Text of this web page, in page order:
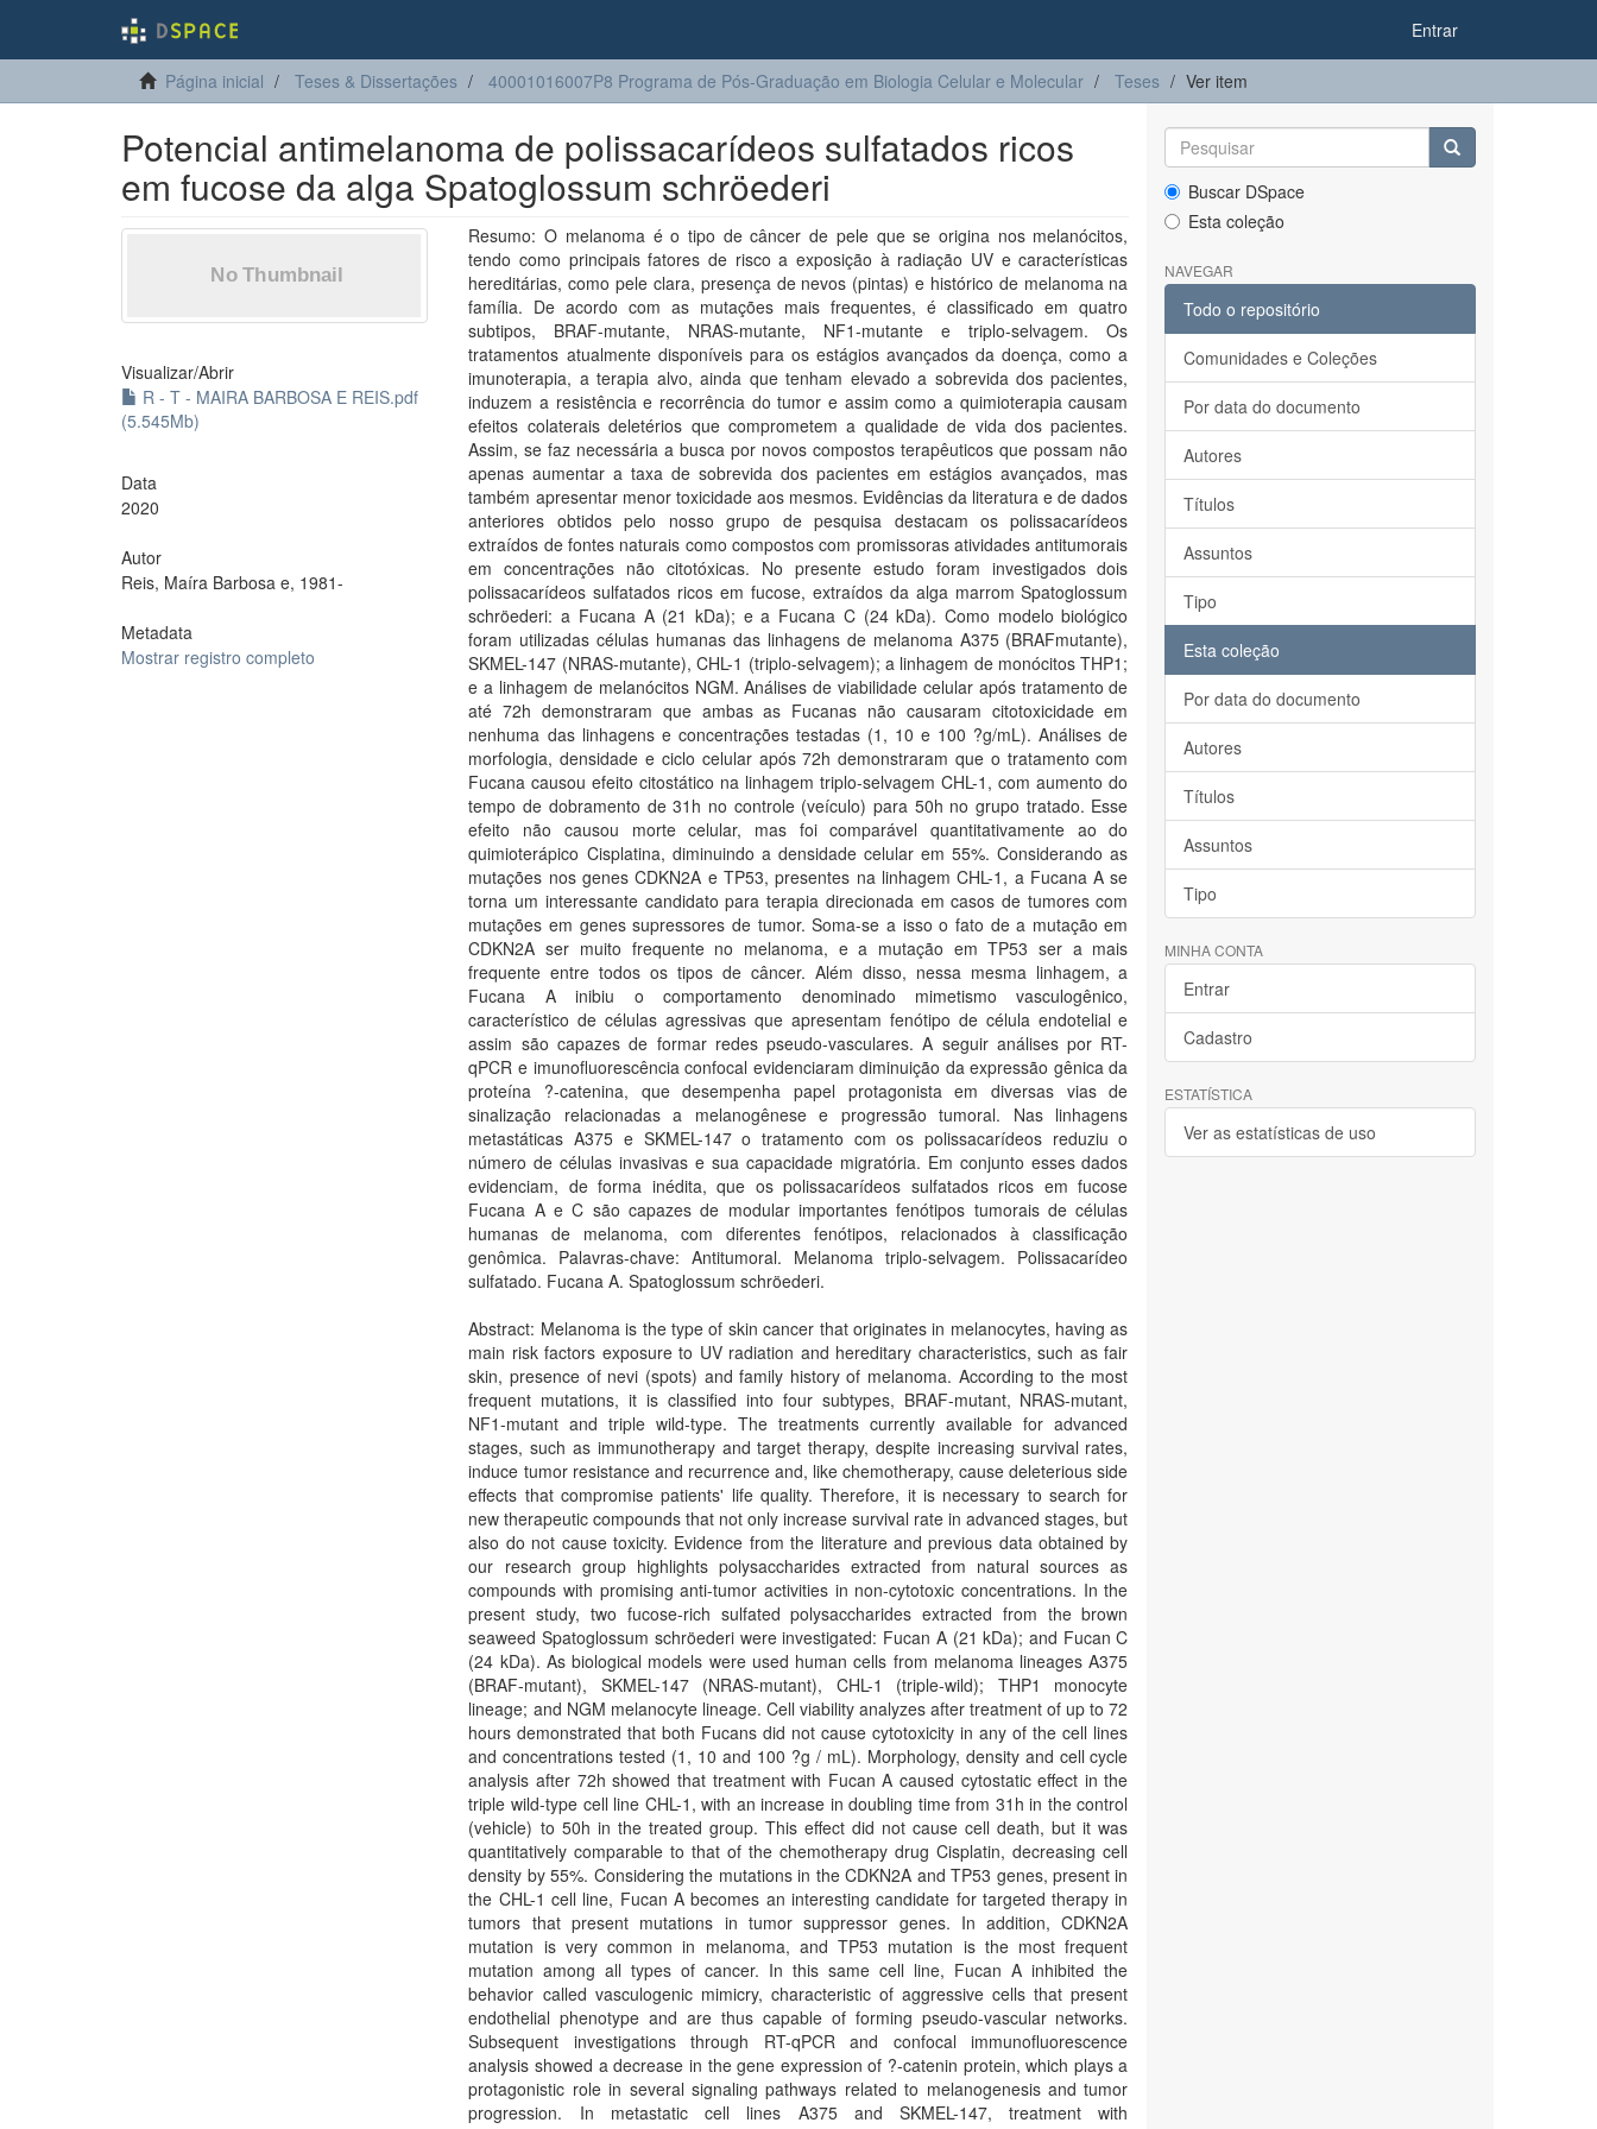
Entrar
Página inicial Teses & Dissertações 40001016007P8 Programa de Pós-Graduação em Biologia Celular e Molecular Teses Ver item
Potencial antimelanoma de polissacarídeos sulfatados ricos
em fucose da alga Spatoglossum schröederi
Visualizar/Abrir
R - T - MAIRA BARBOSA E REIS.pdf
(5.545Mb)
Data
2020
Autor
Reis, Maíra Barbosa e, 1981-
Metadata
Mostrar registro completo
Resumo: O melanoma é o tipo de câncer de pele que se origina nos melanócitos,
tendo como principais fatores de risco a exposição à radiação UV e características
hereditárias, como pele clara, presença de nevos (pintas) e histórico de melanoma na
família. De acordo com as mutações mais frequentes, é classificado em quatro
subtipos, BRAF-mutante, NRAS-mutante, NF1-mutante e triplo-selvagem. Os
tratamentos atualmente disponíveis para os estágios avançados da doença, como a
imunoterapia, a terapia alvo, ainda que tenham elevado a sobrevida dos pacientes,
induzem a resistência e recorrência do tumor e assim como a quimioterapia causam
efeitos colaterais deletérios que comprometem a qualidade de vida dos pacientes.
Assim, se faz necessária a busca por novos compostos terapêuticos que possam não
apenas aumentar a taxa de sobrevida dos pacientes em estágios avançados, mas
também apresentar menor toxicidade aos mesmos. Evidências da literatura e de dados
anteriores obtidos pelo nosso grupo de pesquisa destacam os polissacarídeos
extraídos de fontes naturais como compostos com promissoras atividades antitumorais
em concentrações não citotóxicas. No presente estudo foram investigados dois
polissacarídeos sulfatados ricos em fucose, extraídos da alga marrom Spatoglossum
schröederi: a Fucana A (21 kDa); e a Fucana C (24 kDa). Como modelo biológico
foram utilizadas células humanas das linhagens de melanoma A375 (BRAFmutante),
SKMEL-147 (NRAS-mutante), CHL-1 (triplo-selvagem); a linhagem de monócitos THP1;
e a linhagem de melanócitos NGM. Análises de viabilidade celular após tratamento de
até 72h demonstraram que ambas as Fucanas não causaram citotoxicidade em
nenhuma das linhagens e concentrações testadas (1, 10 e 100 ?g/mL). Análises de
morfologia, densidade e ciclo celular após 72h demonstraram que o tratamento com
Fucana causou efeito citostático na linhagem triplo-selvagem CHL-1, com aumento do
tempo de dobramento de 31h no controle (veículo) para 50h no grupo tratado. Esse
efeito não causou morte celular, mas foi comparável quantitativamente ao do
quimioterápico Cisplatina, diminuindo a densidade celular em 55%. Considerando as
mutações nos genes CDKN2A e TP53, presentes na linhagem CHL-1, a Fucana A se
torna um interessante candidato para terapia direcionada em casos de tumores com
mutações em genes supressores de tumor. Soma-se a isso o fato de a mutação em
CDKN2A ser muito frequente no melanoma, e a mutação em TP53 ser a mais
frequente entre todos os tipos de câncer. Além disso, nessa mesma linhagem, a
Fucana A inibiu o comportamento denominado mimetismo vasculogênico,
característico de células agressivas que apresentam fenótipo de célula endotelial e
assim são capazes de formar redes pseudo-vasculares. A seguir análises por RT-
qPCR e imunofluorescência confocal evidenciaram diminuição da expressão gênica da
proteína ?-catenina, que desempenha papel protagonista em diversas vias de
sinalização relacionadas a melanogênese e progressão tumoral. Nas linhagens
metastáticas A375 e SKMEL-147 o tratamento com os polissacarídeos reduziu o
número de células invasivas e sua capacidade migratória. Em conjunto esses dados
evidenciam, de forma inédita, que os polissacarídeos sulfatados ricos em fucose
Fucana A e C são capazes de modular importantes fenótipos tumorais de células
humanas de melanoma, com diferentes fenótipos, relacionados à classificação
genômica. Palavras-chave: Antitumoral. Melanoma triplo-selvagem. Polissacarídeo
sulfatado. Fucana A. Spatoglossum schröederi.
Abstract: Melanoma is the type of skin cancer that originates in melanocytes, having as
main risk factors exposure to UV radiation and hereditary characteristics, such as fair
skin, presence of nevi (spots) and family history of melanoma. According to the most
frequent mutations, it is classified into four subtypes, BRAF-mutant, NRAS-mutant,
NF1-mutant and triple wild-type. The treatments currently available for advanced
stages, such as immunotherapy and target therapy, despite increasing survival rates,
induce tumor resistance and recurrence and, like chemotherapy, cause deleterious side
effects that compromise patients' life quality. Therefore, it is necessary to search for
new therapeutic compounds that not only increase survival rate in advanced stages, but
also do not cause toxicity. Evidence from the literature and previous data obtained by
our research group highlights polysaccharides extracted from natural sources as
compounds with promising anti-tumor activities in non-cytotoxic concentrations. In the
present study, two fucose-rich sulfated polysaccharides extracted from the brown
seaweed Spatoglossum schröederi were investigated: Fucan A (21 kDa); and Fucan C
(24 kDa). As biological models were used human cells from melanoma lineages A375
(BRAF-mutant), SKMEL-147 (NRAS-mutant), CHL-1 (triple-wild); THP1 monocyte
lineage; and NGM melanocyte lineage. Cell viability analyzes after treatment of up to 72
hours demonstrated that both Fucans did not cause cytotoxicity in any of the cell lines
and concentrations tested (1, 10 and 100 ?g / mL). Morphology, density and cell cycle
analysis after 72h showed that treatment with Fucan A caused cytostatic effect in the
triple wild-type cell line CHL-1, with an increase in doubling time from 31h in the control
(vehicle) to 50h in the treated group. This effect did not cause cell death, but it was
quantitatively comparable to that of the chemotherapy drug Cisplatin, decreasing cell
density by 55%. Considering the mutations in the CDKN2A and TP53 genes, present in
the CHL-1 cell line, Fucan A becomes an interesting candidate for targeted therapy in
tumors that present mutations in tumor suppressor genes. In addition, CDKN2A
mutation is very common in melanoma, and TP53 mutation is the most frequent
mutation among all types of cancer. In this same cell line, Fucan A inhibited the
behavior called vasculogenic mimicry, characteristic of aggressive cells that present
endothelial phenotype and are thus capable of forming pseudo-vascular networks.
Subsequent investigations through RT-qPCR and confocal immunofluorescence
analysis showed a decrease in the gene expression of ?-catenin protein, which plays a
protagonistic role in several signaling pathways related to melanogenesis and tumor
progression. In metastatic cell lines A375 and SKMEL-147, treatment with
Buscar DSpace
Esta coleção
NAVEGAR
Todo o repositório
Comunidades e Coleções
Por data do documento
Autores
Títulos
Assuntos
Tipo
Esta coleção
Por data do documento
Autores
Títulos
Assuntos
Tipo
MINHA CONTA
Entrar
Cadastro
ESTATÍSTICA
Ver as estatísticas de uso